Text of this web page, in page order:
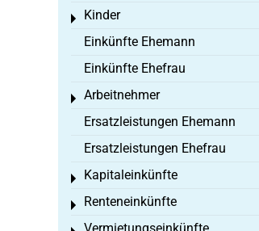
Kinder
Toggle menu
Einkünfte Ehemann
Einkünfte Ehefrau
Arbeitnehmer
Toggle menu
Ersatzleistungen Ehemann
Ersatzleistungen Ehefrau
Kapitaleinkünfte
Toggle menu
Renteneinkünfte
Toggle menu